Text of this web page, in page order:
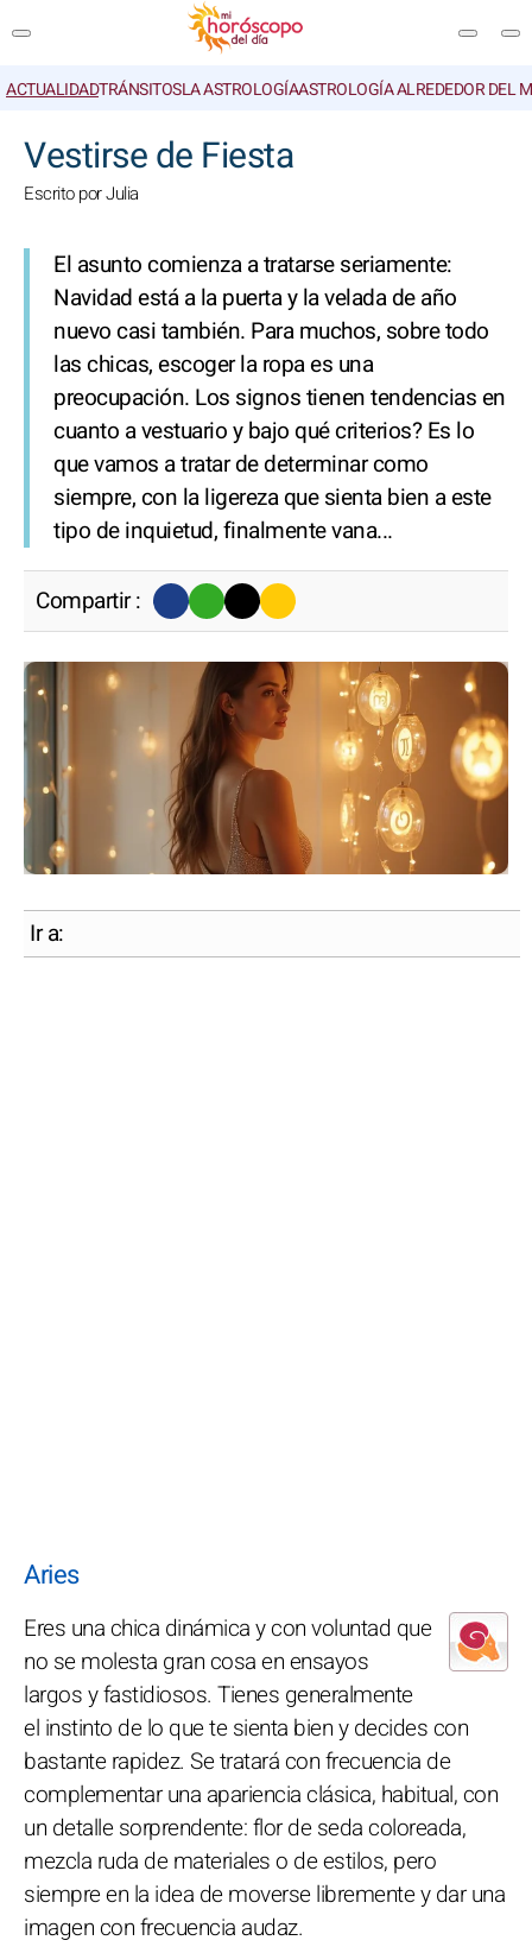
ACTUALIDADTRÁNSITOSLA ASTROLOGÍAASTROLOGÍA ALREDEDOR DEL
Vestirse de Fiesta
Escrito por Julia
El asunto comienza a tratarse seriamente:
Navidad está a la puerta y la velada de año
nuevo casi también. Para muchos, sobre todo
las chicas, escoger la ropa es una
preocupación. Los signos tienen tendencias en
cuanto a vestuario y bajo qué criterios? Es lo
que vamos a tratar de determinar como
siempre, con la ligereza que sienta bien a este
tipo de inquietud, finalmente vana...
Compartir :
Ir a:
Aries
Eres una chica dinámica y con voluntad que
no se molesta gran cosa en ensayos
largos y fastidiosos. Tienes generalmente
el instinto de lo que te sienta bien y decides con
bastante rapidez. Se tratará con frecuencia de
complementar una apariencia clásica, habitual, con
un detalle sorprendente: flor de seda coloreada,
mezcla ruda de materiales o de estilos, pero
siempre en la idea de moverse libremente y dar una
imagen con frecuencia audaz.